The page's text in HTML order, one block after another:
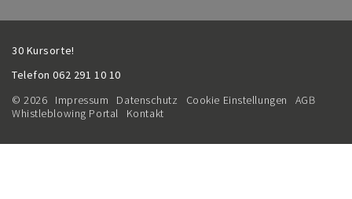
30 Kursorte!
Telefon062 291 10 10
© 2026
Impressum Datenschutz Cookie Einstellungen
AGB
Whistleblowing Portal
Kontakt